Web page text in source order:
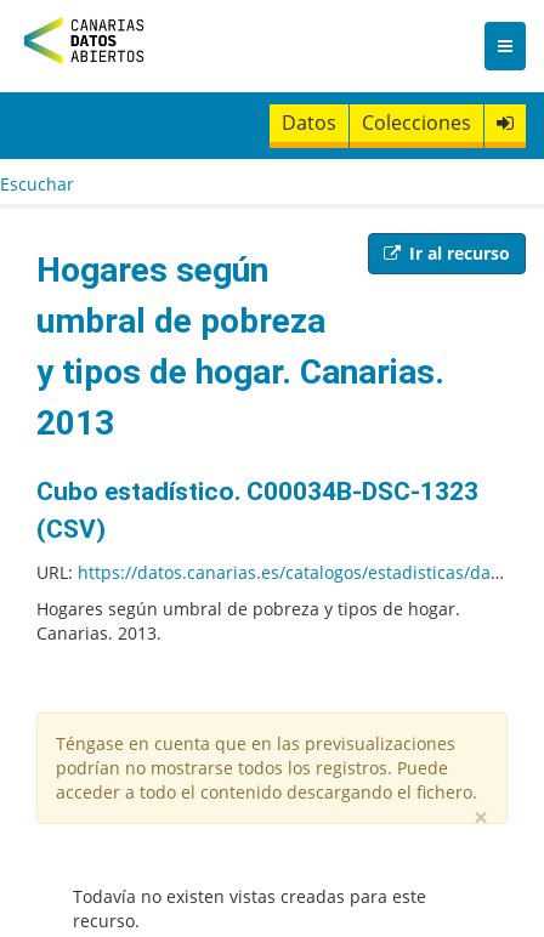
n
t
Datos Colecciones
Escuchar
Ir al recurso
Hogares según
umbral de pobreza
y tipos de hogar. Canarias.
2013
Cubo estadístico. C00034B-DSC-1323
(CSV)
URL: https://datos.canarias.es/catalogos/estadisticas/dataset/7b7e7cd5-fb1a-4b69-9ac8-db0c582a0b84/resource/6fc2e928-4ac3-432a-80ff-3aefea47a54a/download/c00034b_1323.csv
Hogares según umbral de pobreza y tipos de hogar.
Canarias. 2013.
Téngase en cuenta que en las previsualizaciones
podrían no mostrarse todos los registros. Puede
acceder a todo el contenido descargando el fichero.
×
Todavía no existen vistas creadas para este
recurso.